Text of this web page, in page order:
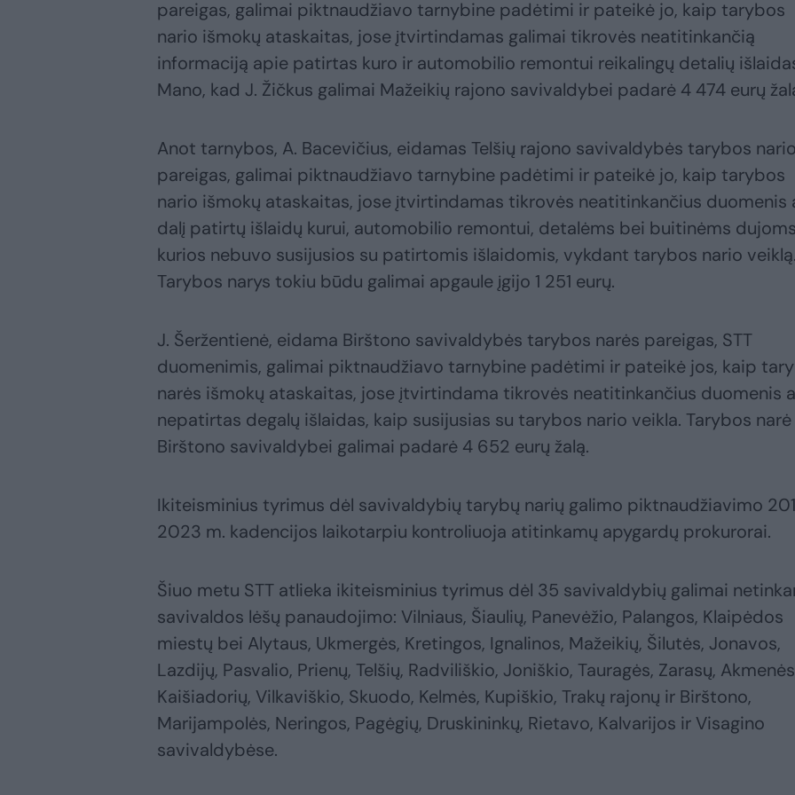
pareigas, galimai piktnaudžiavo tarnybine padėtimi ir pateikė jo, kaip tarybos
nario išmokų ataskaitas, jose įtvirtindamas galimai tikrovės neatitinkančią
informaciją apie patirtas kuro ir automobilio remontui reikalingų detalių
Mano, kad J. Žičkus galimai Mažeikių rajono savivaldybei padarė 4 474 eurų
Anot tarnybos, A. Bacevičius, eidamas Telšių rajono savivaldybės tarybos
pareigas, galimai piktnaudžiavo tarnybine padėtimi ir pateikė jo, kaip tarybos
nario išmokų ataskaitas, jose įtvirtindamas tikrovės neatitinkančius duomenis
dalį patirtų išlaidų kurui, automobilio remontui, detalėms bei buitinėms
kurios nebuvo susijusios su patirtomis išlaidomis, vykdant tarybos nario
Tarybos narys tokiu būdu galimai apgaule įgijo 1 251 eurų.
J. Šeržentienė, eidama Birštono savivaldybės tarybos narės pareigas, STT
duomenimis, galimai piktnaudžiavo tarnybine padėtimi ir pateikė jos, kaip
narės išmokų ataskaitas, jose įtvirtindama tikrovės neatitinkančius duomenis
nepatirtas degalų išlaidas, kaip susijusias su tarybos nario veikla. Tarybos narė
Birštono savivaldybei galimai padarė 4 652 eurų žalą.
Ikiteisminius tyrimus dėl savivaldybių tarybų narių galimo piktnaudžiavimo
2023 m. kadencijos laikotarpiu kontroliuoja atitinkamų apygardų prokurorai.
Šiuo metu STT atlieka ikiteisminius tyrimus dėl 35 savivaldybių galimai
savivaldos lėšų panaudojimo: Vilniaus, Šiaulių, Panevėžio, Palangos, Klaipėdos
miestų bei Alytaus, Ukmergės, Kretingos, Ignalinos, Mažeikių, Šilutės, Jonavos,
Lazdijų, Pasvalio, Prienų, Telšių, Radviliškio, Joniškio, Tauragės, Zarasų,
Kaišiadorių, Vilkaviškio, Skuodo, Kelmės, Kupiškio, Trakų rajonų ir Birštono,
Marijampolės, Neringos, Pagėgių, Druskininkų, Rietavo, Kalvarijos ir Visagino
savivaldybėse.